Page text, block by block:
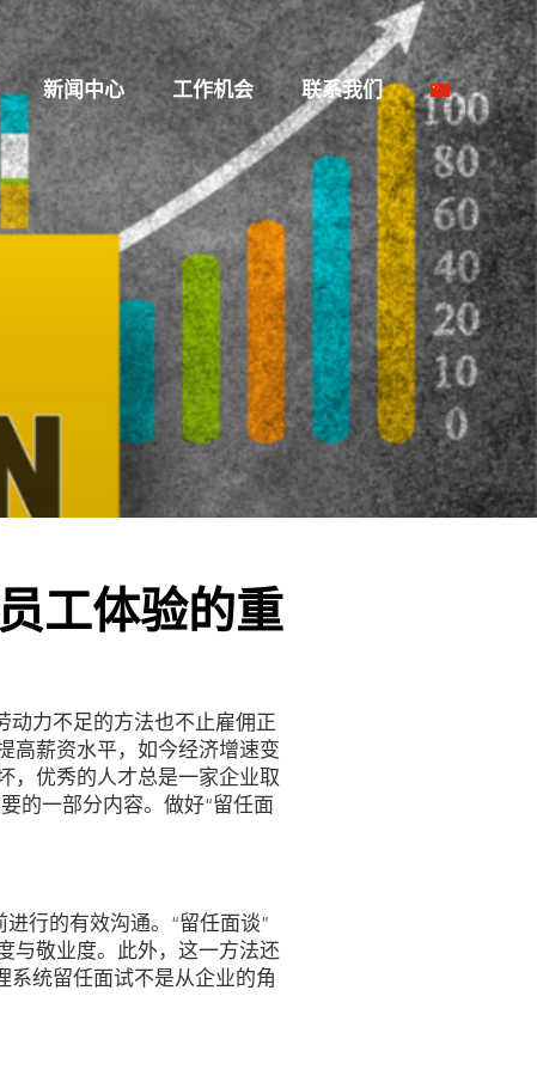
新闻中心 工作机会 联系我们
工体验的重
动力不足的方法也不止雇佣正
高薪资水平，如今经济增速变
，优秀的人才总是一家企业取
的一部分内容。做好“留任面
行的有效沟通。“留任面谈”
与敬业度。此外，这一方法还
系统留任面试不是从企业的角